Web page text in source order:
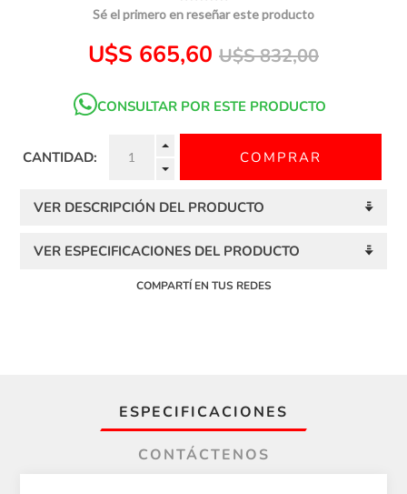
Sé el primero en reseñar este producto
U$S 665,60 U$S 832,00
CONSULTAR POR ESTE PRODUCTO
CANTIDAD:
VER DESCRIPCIÓN DEL PRODUCTO
VER ESPECIFICACIONES DEL PRODUCTO
COMPARTÍ EN TUS REDES
ESPECIFICACIONES
CONTÁCTENOS